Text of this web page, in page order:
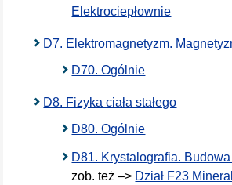
Elektrociepłownie
D7. Elektromagnetyzm.
D70. Ogólnie
D8. Fizyka ciała stałego
D80. Ogólnie
D81. Krystalografia. Budowa
zob. też –> Dział F23